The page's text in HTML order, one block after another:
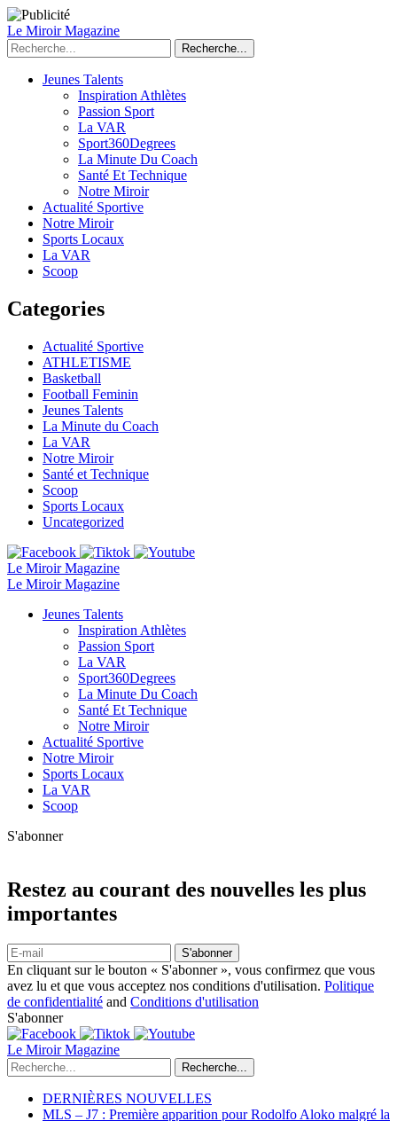
Le Miroir Magazine
Recherche...
Jeunes Talents
Inspiration Athlètes
Passion Sport
La VAR
Sport360Degrees
La Minute Du Coach
Santé Et Technique
Notre Miroir
Actualité Sportive
Notre Miroir
Sports Locaux
La VAR
Scoop
Categories
Actualité Sportive
ATHLETISME
Basketball
Football Feminin
Jeunes Talents
La Minute du Coach
La VAR
Notre Miroir
Santé et Technique
Scoop
Sports Locaux
Uncategorized
Le Miroir Magazine
Le Miroir Magazine
Jeunes Talents
Inspiration Athlètes
Passion Sport
La VAR
Sport360Degrees
La Minute Du Coach
Santé Et Technique
Notre Miroir
Actualité Sportive
Notre Miroir
Sports Locaux
La VAR
Scoop
S'abonner
Restez au courant des nouvelles les plus
importantes
S'abonner
En cliquant sur le bouton « S'abonner », vous confirmez que vous
avez lu et que vous acceptez nos conditions d'utilisation. Politique
de confidentialité and Conditions d'utilisation
S'abonner
Le Miroir Magazine
Recherche...
DERNIÈRES NOUVELLES
MLS – J7 : Première apparition pour Rodolfo Aloko malgré la